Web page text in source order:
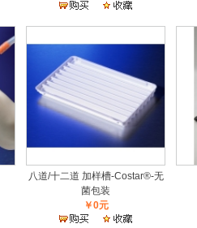
八道/十二道 加样槽-Costar®-无
菌包装
￥0元